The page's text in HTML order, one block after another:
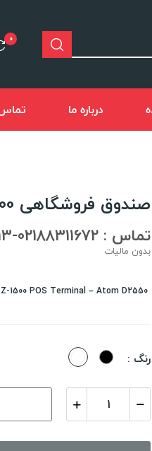
0
درباره ما
صندوق فروشگاهی OKPOS Z-1500
تماس : 02188311672-02188491013
بدون مالیات
رنگ : مشکیسفید